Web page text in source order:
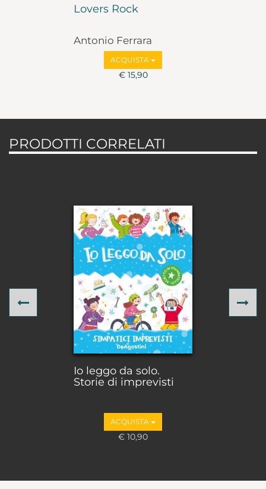
Lovers Rock
Antonio Ferrara
ACQUISTA
€ 15,90
PRODOTTI CORRELATI
Io leggo da solo.
Storie di imprevisti
ACQUISTA
€ 10,90
Previous